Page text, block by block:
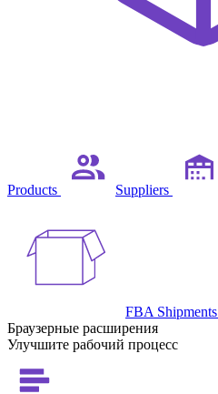
Products Suppliers
FBA Shipments
Браузерные расширения
Улучшите рабочий процесс